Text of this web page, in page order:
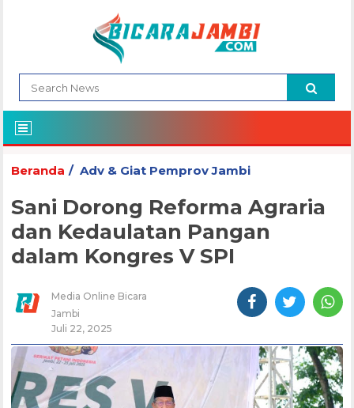
Beranda Adv & Giat Pemprov Jambi
Sani Dorong Reforma Agraria
dan Kedaulatan Pangan
dalam Kongres V SPI
Media Online Bicara
Jambi
Juli 22, 2025